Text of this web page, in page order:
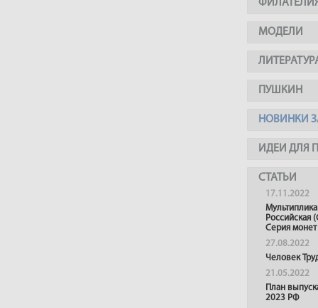
МОДЕЛИ
ПУШКИН
НОВИНКИ
ИДЕИ ДЛЯ
СТАТЬИ
17.11.2022
Российская
Серия монет
27.08.2022
Человек
21.05.2022
План
2023 РФ